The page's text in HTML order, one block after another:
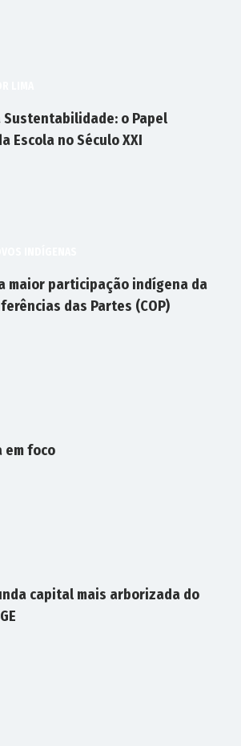
Sustentabilidade: o Papel
Escola no Século XXI
maior participação indígena da
das Partes (COP)
em foco
capital mais arborizada do